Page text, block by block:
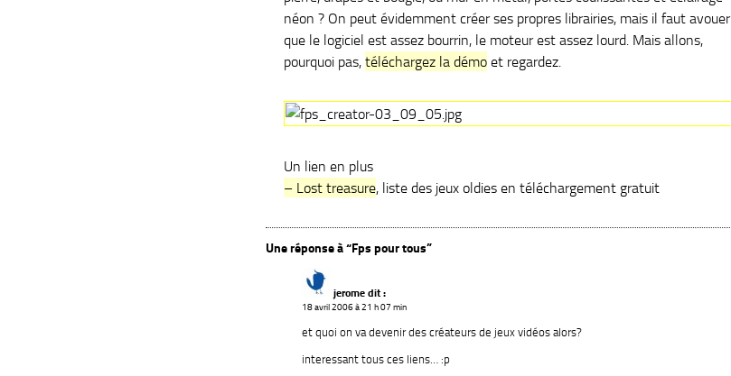
néon ? On peut évidemment créer ses propres librairies, mais il faut avouer
que le logiciel est assez bourrin, le moteur est assez lourd. Mais allons,
pourquoi pas,téléchargez la démoet regardez.
Un lien en plus
– Lost treasure, liste des jeux oldies en téléchargement gratuit
Une réponse à “Fps pour tous”
jeromedit :
18 avril 2006 à 21 h 07 min
et quoi on va devenir des créateurs de jeux vidéos alors?
interessant tous ces liens… :p